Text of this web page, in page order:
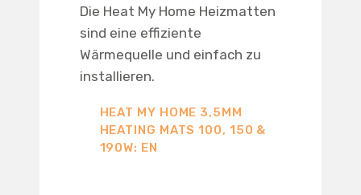
Die Heat My Home Heizmatten
sind eine effiziente
Wärmequelle und einfach zu
installieren.
HEAT MY HOME 3,5MM
HEATING MATS 100, 150 &
190W: EN